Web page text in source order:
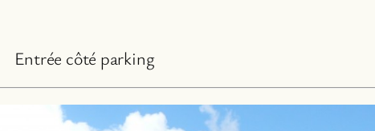
Entrée côté parking